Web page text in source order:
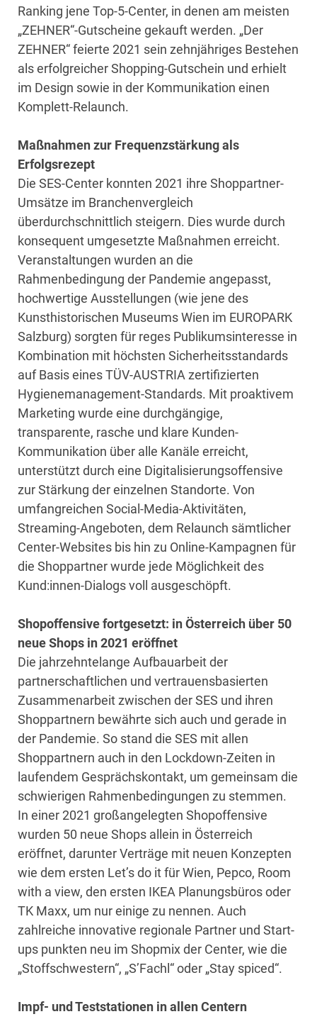
Ranking jene Top-5-Center, in denen am meisten
„ZEHNER“-Gutscheine gekauft werden. „Der
ZEHNER“ feierte 2021 sein zehnjähriges Bestehen
als erfolgreicher Shopping-Gutschein und erhielt
im Design sowie in der Kommunikation einen
Komplett-Relaunch.
Maßnahmen zur Frequenzstärkung als
Erfolgsrezept
Die SES-Center konnten 2021 ihre Shoppartner-
Umsätze im Branchenvergleich
überdurchschnittlich steigern. Dies wurde durch
konsequent umgesetzte Maßnahmen erreicht.
Veranstaltungen wurden an die
Rahmenbedingung der Pandemie angepasst,
hochwertige Ausstellungen (wie jene des
Kunsthistorischen Museums Wien im EUROPARK
Salzburg) sorgten für reges Publikumsinteresse in
Kombination mit höchsten Sicherheitsstandards
auf Basis eines TÜV-AUSTRIA zertifizierten
Hygienemanagement-Standards. Mit proaktivem
Marketing wurde eine durchgängige,
transparente, rasche und klare Kunden-
Kommunikation über alle Kanäle erreicht,
unterstützt durch eine Digitalisierungsoffensive
zur Stärkung der einzelnen Standorte. Von
umfangreichen Social-Media-Aktivitäten,
Streaming-Angeboten, dem Relaunch sämtlicher
Center-Websites bis hin zu Online-Kampagnen für
die Shoppartner wurde jede Möglichkeit des
Kund:innen-Dialogs voll ausgeschöpft.
Shopoffensive fortgesetzt: in Österreich über 50
neue Shops in 2021 eröffnet
Die jahrzehntelange Aufbauarbeit der
partnerschaftlichen und vertrauensbasierten
Zusammenarbeit zwischen der SES und ihren
Shoppartnern bewährte sich auch und gerade in
der Pandemie. So stand die SES mit allen
Shoppartnern auch in den Lockdown-Zeiten in
laufendem Gesprächskontakt, um gemeinsam die
schwierigen Rahmenbedingungen zu stemmen.
In einer 2021 großangelegten Shopoffensive
wurden 50 neue Shops allein in Österreich
eröffnet, darunter Verträge mit neuen Konzepten
wie dem ersten Let’s do it für Wien, Pepco, Room
with a view, den ersten IKEA Planungsbüros oder
TK Maxx, um nur einige zu nennen. Auch
zahlreiche innovative regionale Partner und Start-
ups punkten neu im Shopmix der Center, wie die
„Stoffschwestern“, „S’Fachl“ oder „Stay spiced“.
Impf- und Teststationen in allen Centern